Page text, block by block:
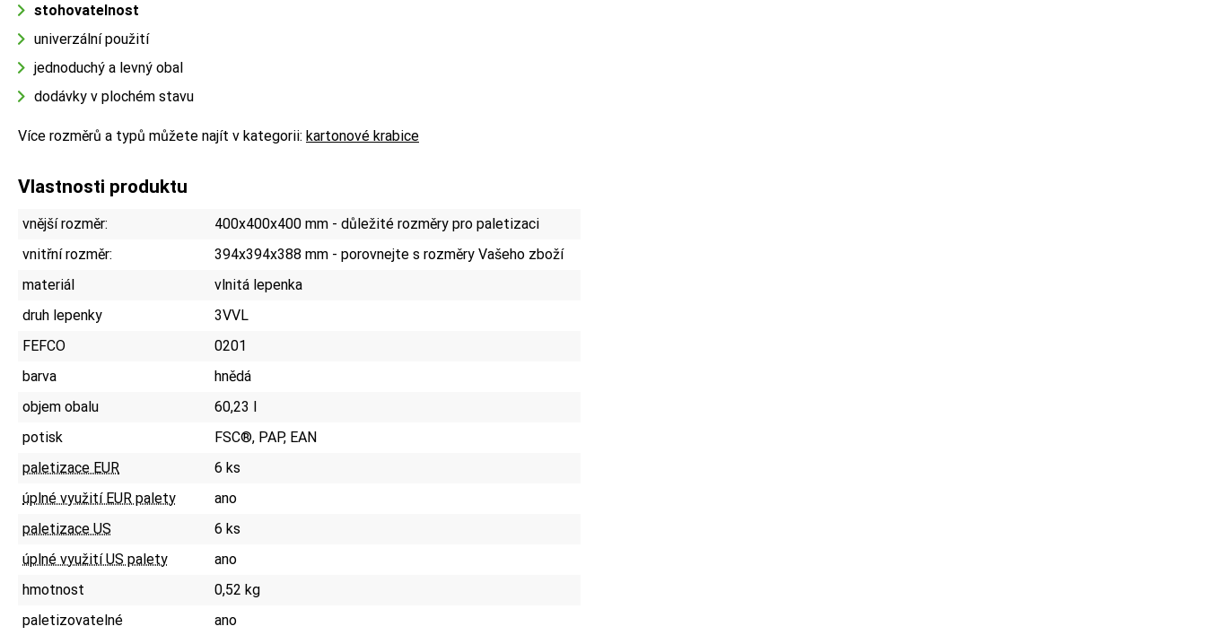
stohovatelnost
univerzální použití
jednoduchý a levný obal
dodávky v plochém stavu
Více rozměrů a typů můžete najít v kategorii: kartonové krabice
Vlastnosti produktu
vnější rozměr:
400x400x400 mm - důležité rozměry pro paletizaci
vnitřní rozměr:
394x394x388 mm - porovnejte s rozměry Vašeho zboží
materiál
vlnitá lepenka
druh lepenky
3VVL
FEFCO
0201
barva
hnědá
objem obalu
60,23 l
potisk
FSC®, PAP, EAN
paletizace EUR
6 ks
úplné využití EUR palety
ano
paletizace US
6 ks
úplné využití US palety
ano
hmotnost
0,52 kg
paletizovatelné
ano